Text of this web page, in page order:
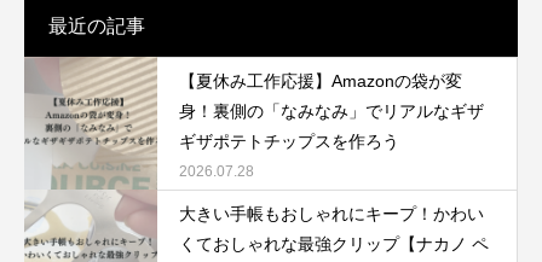
最近の記事
【夏休み工作応援】Amazonの袋が変
身！裏側の「なみなみ」でリアルなギザ
ギザポテトチップスを作ろう
2026.07.28
大きい手帳もおしゃれにキープ！かわい
くておしゃれな最強クリップ【ナカノ ペ